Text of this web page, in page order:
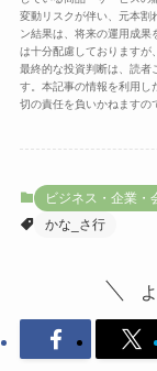
変動リスクが伴い、元本割
ン結果は、将来の運用成果
は十分配慮しておりますが
最終的な投資判断は、読者
す。本記事の情報を利用し
切の責任を負いかねますの
ビジネス・企業・
かな_さ行